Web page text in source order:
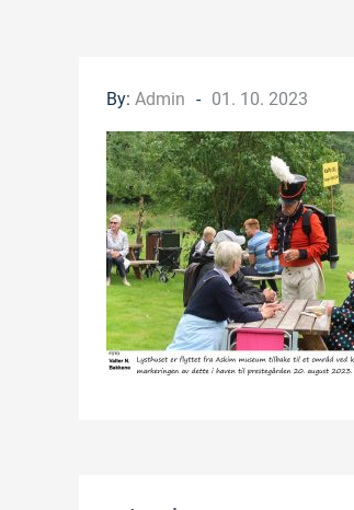
By: Admin
Posted
01. 10. 2023